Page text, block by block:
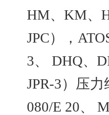
HM、KM、
JPC），
3、 DHQ、
JPR-3）压
080/E 20、